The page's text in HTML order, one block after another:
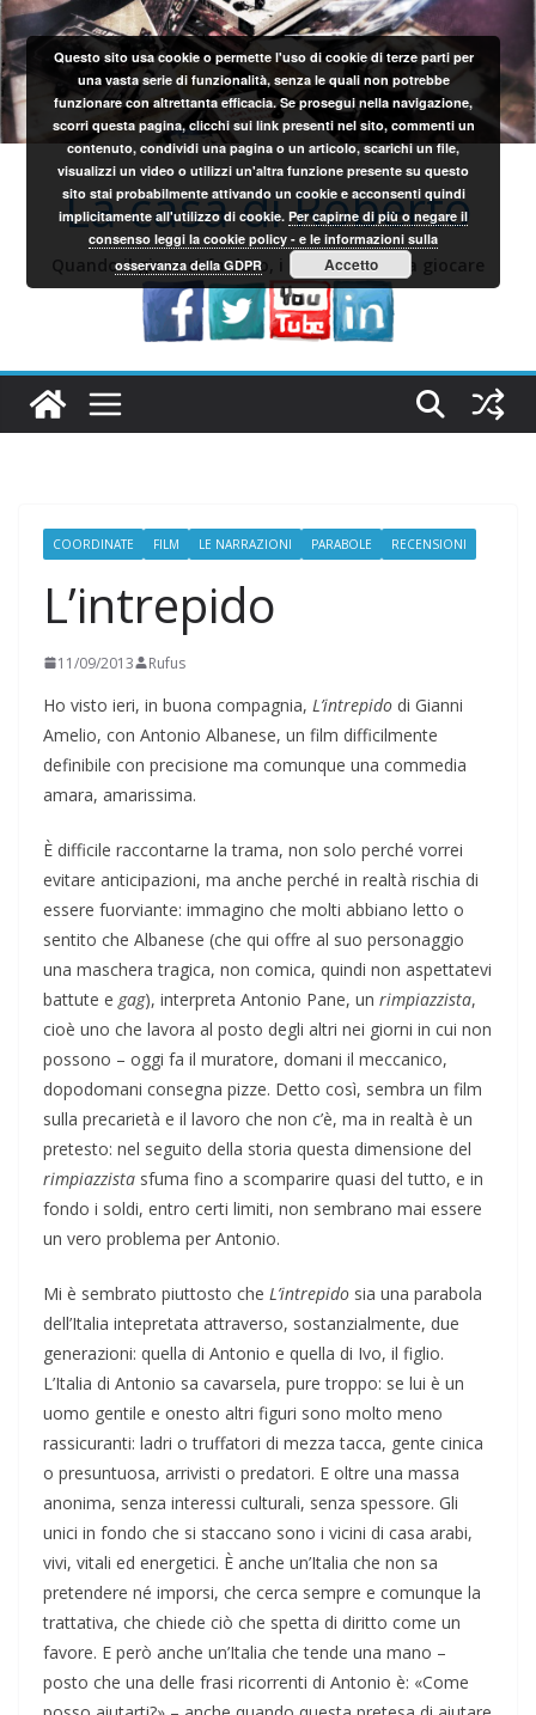
Salta
al
contenuto
La casa di Roberto
Quando il gioco si fa duro, i sardi iniziano a giocare
COORDINATE FILM LE NARRAZIONI PARABOLE RECENSIONI
L’intrepido
11/09/2013 Rufus
Ho visto ieri, in buona compagnia, L’intrepido di Gianni
Amelio, con Antonio Albanese, un film difficilmente
definibile con precisione ma comunque una commedia
amara, amarissima.
È difficile raccontarne la trama, non solo perché vorrei
evitare anticipazioni, ma anche perché in realtà rischia di
essere fuorviante: immagino che molti abbiano letto o
sentito che Albanese (che qui offre al suo personaggio
una maschera tragica, non comica, quindi non aspettatevi
battute e gag), interpreta Antonio Pane, un rimpiazzista,
cioè uno che lavora al posto degli altri nei giorni in cui non
possono – oggi fa il muratore, domani il meccanico,
dopodomani consegna pizze. Detto così, sembra un film
sulla precarietà e il lavoro che non c’è, ma in realtà è un
pretesto: nel seguito della storia questa dimensione del
rimpiazzista sfuma fino a scomparire quasi del tutto, e in
fondo i soldi, entro certi limiti, non sembrano mai essere
un vero problema per Antonio.
Mi è sembrato piuttosto che L’intrepido sia una parabola
dell’Italia intepretata attraverso, sostanzialmente, due
generazioni: quella di Antonio e quella di Ivo, il figlio.
L’Italia di Antonio sa cavarsela, pure troppo: se lui è un
uomo gentile e onesto altri figuri sono molto meno
rassicuranti: ladri o truffatori di mezza tacca, gente cinica
o presuntuosa, arrivisti o predatori. E oltre una massa
anonima, senza interessi culturali, senza spessore. Gli
unici in fondo che si staccano sono i vicini di casa arabi,
vivi, vitali ed energetici. È anche un’Italia che non sa
pretendere né imporsi, che cerca sempre e comunque la
trattativa, che chiede ciò che spetta di diritto come un
favore. E però anche un’Italia che tende una mano –
posto che una delle frasi ricorrenti di Antonio è: «Come
Questo sito usa cookie o permette l'uso di cookie di terze parti per
una vasta serie di funzionalità, senza le quali non potrebbe
funzionare con altrettanta efficacia. Se prosegui nella navigazione,
scorri questa pagina, clicchi sui link presenti nel sito, commenti un
contenuto, condividi una pagina o un articolo, scarichi un file,
visualizzi un video o utilizzi un'altra funzione presente su questo
sito stai probabilmente attivando un cookie e acconsenti quindi
implicitamente all'utilizzo di cookie.Per capirne di più o negare il
consenso leggi la cookie policy - e le informazioni sulla
osservanza della GDPR
Accetto